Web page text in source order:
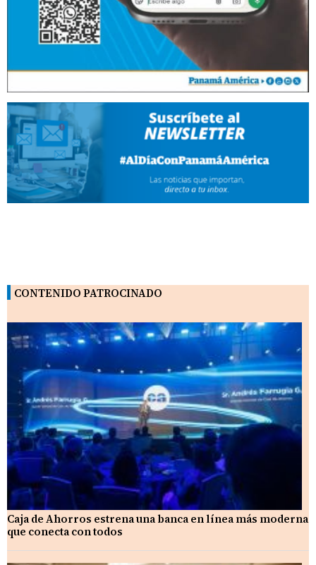
CONTENIDO PATROCINADO
Caja de Ahorros estrena una banca en línea más moderna
que conecta con todos